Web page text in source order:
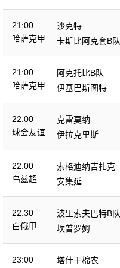
21:00
哈萨克甲
沙克特
卡斯比阿克套B队
21:00
哈萨克甲
阿克托比B队
伊基巴斯图特
22:00
球会友谊
克雷莫纳
伊拉克里斯
22:00
乌兹超
索格迪纳吉扎克
安集延
22:30
白俄甲
波里索夫巴特B队
坎普罗姆
23:00
塔什干棉农